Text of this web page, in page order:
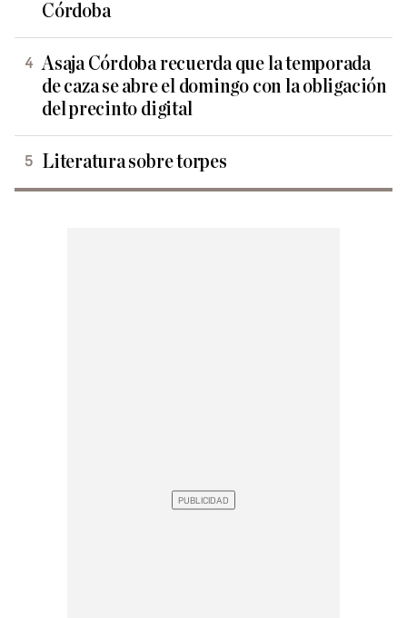
Córdoba
Asaja Córdoba recuerda que la temporada
de caza se abre el domingo con la obligación
del precinto digital
Literatura sobre torpes